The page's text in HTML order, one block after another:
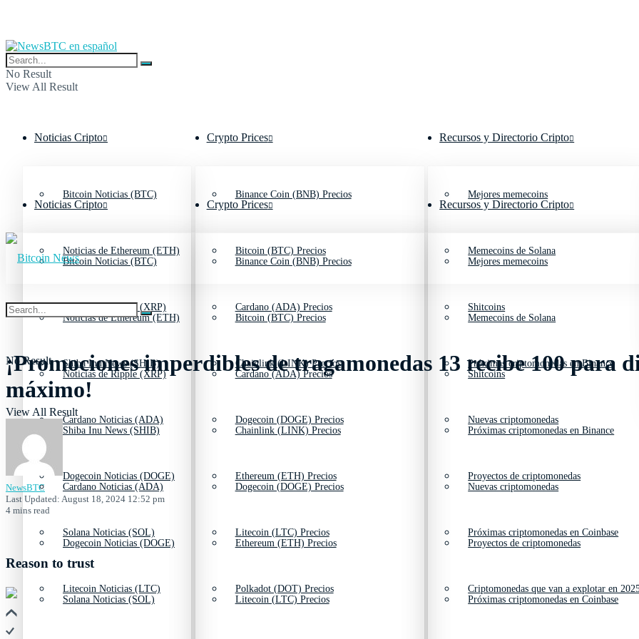
No Result
View All Result
Noticias Cripto
Bitcoin Noticias (BTC)
Noticias de Ethereum (ETH)
Noticias de Ripple (XRP)
Shiba Inu News (SHIB)
Cardano Noticias (ADA)
Dogecoin Noticias (DOGE)
Solana Noticias (SOL)
Litecoin Noticias (LTC)
Crypto Prices
Binance Coin (BNB) Precios
Bitcoin (BTC) Precios
Cardano (ADA) Precios
Chainlink (LINK) Precios
Dogecoin (DOGE) Precios
Ethereum (ETH) Precios
Litecoin (LTC) Precios
Polkadot (DOT) Precios
Recursos y Directorio Cripto
Mejores memecoins
Memecoins de Solana
Shitcoins
Próximas criptomonedas en Binance
Nuevas criptomonedas
Proyectos de criptomonedas
Próximas criptomonedas en Coinbase
Criptomonedas que van a explotar en
Noticias Cripto
Bitcoin Noticias (BTC)
Noticias de Ethereum (ETH)
Noticias de Ripple (XRP)
Shiba Inu News (SHIB)
Cardano Noticias (ADA)
Dogecoin Noticias (DOGE)
Solana Noticias (SOL)
Crypto Prices
Binance Coin (BNB) Precios
Bitcoin (BTC) Precios
Cardano (ADA) Precios
Chainlink (LINK) Precios
Dogecoin (DOGE) Precios
Ethereum (ETH) Precios
Litecoin (LTC) Precios
Recursos y Directorio Cripto
Mejores memecoins
Memecoins de Solana
Shitcoins
Próximas criptomonedas en Binance
Nuevas criptomonedas
Proyectos de criptomonedas
Próximas criptomonedas en Coinbase
No Result
View All Result
¡Promociones imperdibles de tragamonedas 13 recibe 100 para
máximo!
NewsBTC
Last Updated: August 18, 2024 12:52 pm
4 mins read
Reason to trust